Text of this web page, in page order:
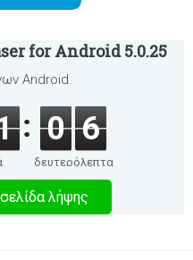
for Android 5.0.25
Android.
0 6
δευτερόλεπτα
λήψης